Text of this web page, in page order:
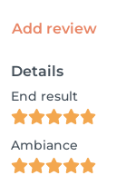
Add review
Details
End result
Ambiance